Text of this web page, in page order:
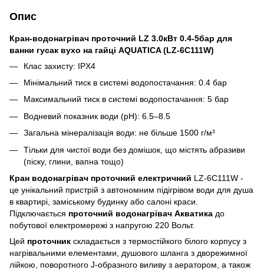
Опис
Кран-водонагрівач проточний LZ 3.0кВт 0.4-5бар для
ванни гусак вухо на гайці AQUATICA (LZ-6C111W)
Клас захисту: IPX4
Мінімальний тиск в системі водопостачання: 0.4 бар
Максимальний тиск в системі водопостачання: 5 бар
Водневий показник води (pH): 6.5–8.5
Загальна мінералізація води: не більше 1500 г/м³
Тільки для чистої води без домішок, що містять абразиви
(піску, глини, вапна тощо)
Кран водонагрівач проточний електричний LZ-6C111W -
це унікальний пристрій з автономним підігрівом води для душа
в квартирі, заміському будинку або салоні краси.
Підключається проточний водонагрівач Акватика до
побутової електромережі з напругою 220 Вольт.
Цей проточник складається з термостійкого білого корпусу з
нагрівальними елементами, душового шланга з дворежимної
лійкою, поворотного J-образного виливу з аератором, а також